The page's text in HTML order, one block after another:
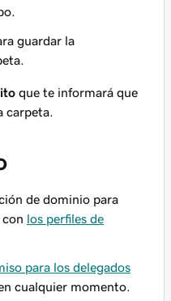
guardar la
que te informará que
carpeta.
de dominio para
con los perfiles de
para los delegados
cualquier momento.